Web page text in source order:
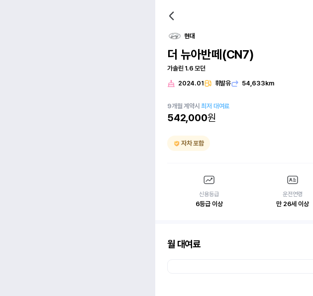
현대
더 뉴아반떼(CN7)
가솔린 1.6 모던
2024.01 휘발유 54,633km
9개월 계약시최저 대여료
542,000원
자차 포함
신용등급
6등급 이상
운전연령
만 26세 이상
월 대여료